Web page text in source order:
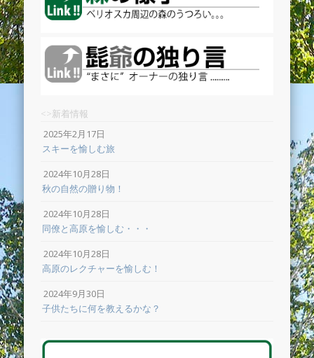
<>新着情報
2025年2月17日
スキーを愉しむ旅
2024年10月28日
秋の自然の贈り物！
2024年10月28日
同僚と高原を愉しむ・・・
2024年10月28日
高原のレクチャーを愉しむ！
2024年9月30日
子供たちに何を教えるかな？